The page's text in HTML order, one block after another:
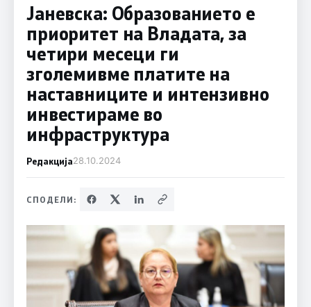
Јаневска: Образованието е
приоритет на Владата, за
четири месеци ги
зголемивме платите на
наставниците и интензивно
инвестираме во
инфраструктура
Редакција28.10.2024
СПОДЕЛИ: